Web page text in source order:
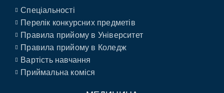
Спеціальності
Перелік конкурсних предметів
Правила прийому в Університет
Правила прийому в Коледж
Вартість навчання
Приймальна коміся